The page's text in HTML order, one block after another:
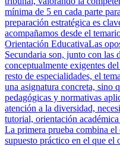
mínima de 5 en cada parte
preparación estratégica es
acompañamos desde el
Orientación EducativaLas
Secundaria son, junto con las
conceptualmente exigentes
resto de especialidades, el
una asignatura concreta, sino
pedagógicas y normativas
atención a la diversidad,
tutorial, orientación
La primera prueba combina
supuesto práctico en el que el